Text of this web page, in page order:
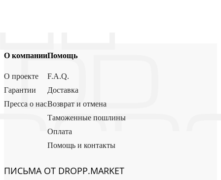
О компании
О проекте
Гарантии
Пресса о нас
Помощь
F.A.Q.
Доставка
Возврат и отмена
Таможенные пошлины
Оплата
Помощь и контакты
ПИСЬМА ОТ DROPP.MARKET